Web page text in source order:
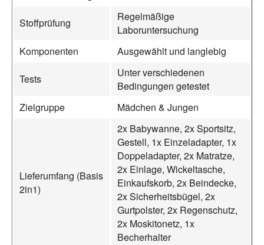
Stoffprüfung
Regelmäßige
Laboruntersuchung
Komponenten
Ausgewählt und langlebig
Tests
Unter verschiedenen
Bedingungen getestet
Zielgruppe
Mädchen & Jungen
Lieferumfang (Basis
2in1)
2x Babywanne, 2x Sportsitz,
Gestell, 1x Einzeladapter, 1x
Doppeladapter, 2x Matratze,
2x Einlage, Wickeltasche,
Einkaufskorb, 2x Beindecke,
2x Sicherheitsbügel, 2x
Gurtpolster, 2x Regenschutz,
2x Moskitonetz, 1x
Becherhalter